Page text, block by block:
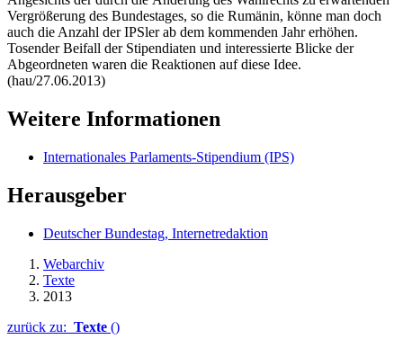
Vergrößerung des Bundestages, so die Rumänin, könne man doch
auch die Anzahl der IPSler ab dem kommenden Jahr erhöhen.
Tosender Beifall der Stipendiaten und interessierte Blicke der
Abgeordneten waren die Reaktionen auf diese Idee.
(hau/27.06.2013)
Weitere Informationen
Internationales Parlaments-Stipendium (IPS)
Herausgeber
Deutscher Bundestag, Internetredaktion
Webarchiv
Texte
2013
zurück zu: Texte ()